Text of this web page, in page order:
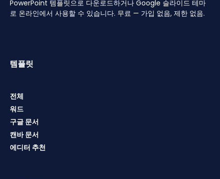
PowerPoint 템플릿으로 다운로드하거나 Google 슬라이드 테마
로 온라인에서 사용할 수 있습니다. 무료 — 가입 없음, 제한 없음.
템플릿
전체
워드
구글 문서
캔바 문서
에디터 추천